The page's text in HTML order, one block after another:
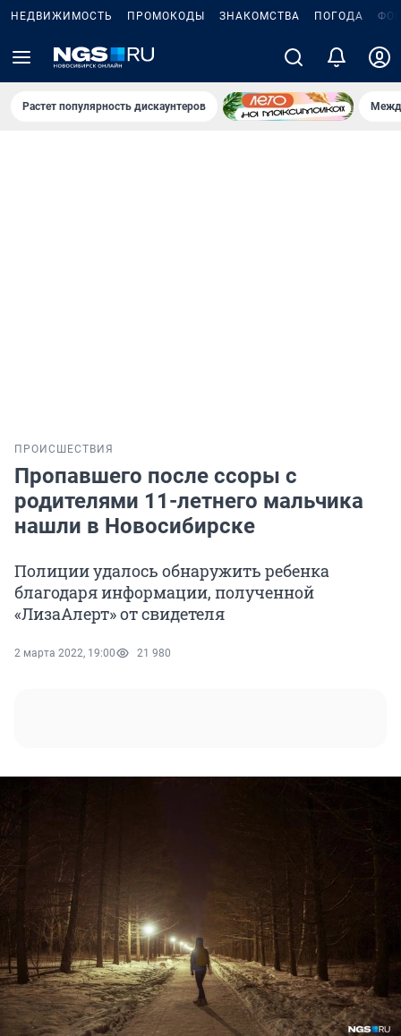
НЕДВИЖИМОСТЬ ПРОМОКОДЫ ЗНАКОМСТВА ПОГОДА
Растет популярность дискаунтеров
ПРОИСШЕСТВИЯ
Пропавшего после ссоры с
родителями 11-летнего мальчика
нашли в Новосибирске
Полиции удалось обнаружить ребенка
благодаря информации, полученной
«ЛизаАлерт» от свидетеля
2 марта 2022, 19:00 21 980